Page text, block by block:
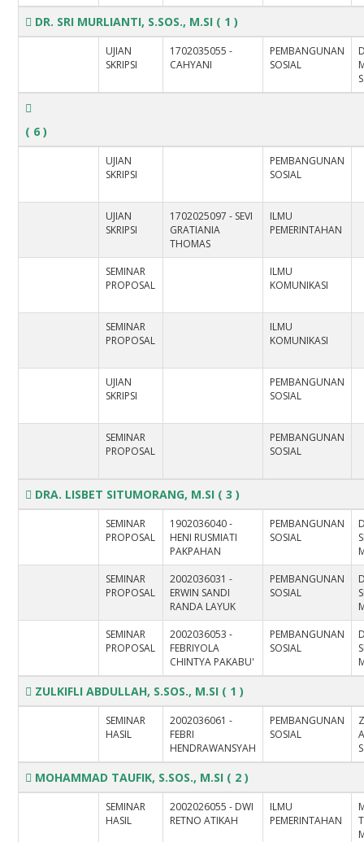
DR. SRI MURLIANTI, S.SOS., M.SI ( 1 )
UJIAN
SKRIPSI
1702035055 -
CAHYANI
PEMBANGUNAN
SOSIAL
( 6 )
UJIAN
SKRIPSI
PEMBANGUNAN
SOSIAL
UJIAN
SKRIPSI
1702025097 - SEVI
GRATIANIA
THOMAS
ILMU
PEMERINTAHAN
SEMINAR
PROPOSAL
ILMU
KOMUNIKASI
SEMINAR
PROPOSAL
ILMU
KOMUNIKASI
UJIAN
SKRIPSI
PEMBANGUNAN
SOSIAL
SEMINAR
PROPOSAL
PEMBANGUNAN
SOSIAL
DRA. LISBET SITUMORANG, M.SI ( 3 )
SEMINAR
PROPOSAL
1902036040 -
HENI RUSMIATI
PAKPAHAN
PEMBANGUNAN
SOSIAL
SEMINAR
PROPOSAL
2002036031 -
ERWIN SANDI
RANDA LAYUK
PEMBANGUNAN
SOSIAL
SEMINAR
PROPOSAL
2002036053 -
FEBRIYOLA
CHINTYA PAKABU'
PEMBANGUNAN
SOSIAL
ZULKIFLI ABDULLAH, S.SOS., M.SI ( 1 )
SEMINAR
HASIL
2002036061 -
FEBRI
HENDRAWANSYAH
PEMBANGUNAN
SOSIAL
MOHAMMAD TAUFIK, S.SOS., M.SI ( 2 )
SEMINAR
HASIL
2002026055 - DWI
RETNO ATIKAH
ILMU
PEMERINTAHAN